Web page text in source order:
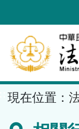
到
要
內
容
區
現在位置：